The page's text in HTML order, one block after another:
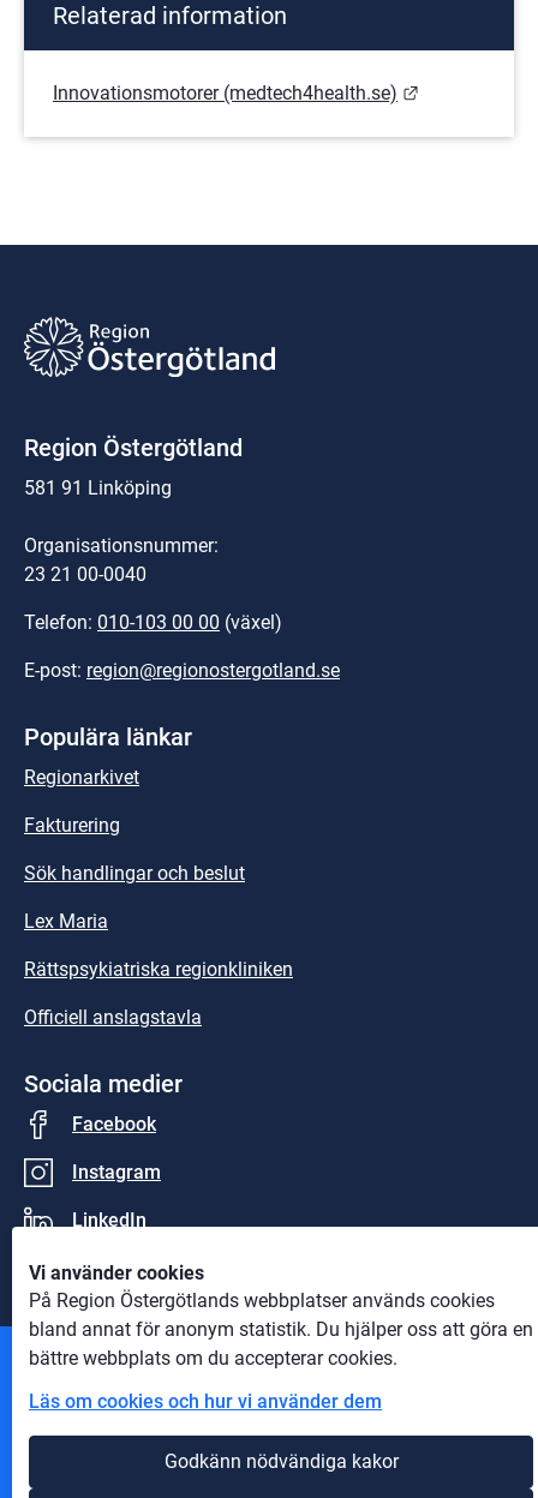
Vi använder cookies
På Region Östergötlands webbplatser används cookies
bland annat för anonym statistik. Du hjälper oss att göra en
bättre webbplats om du accepterar cookies.
Läs om cookies och hur vi använder dem
Godkänn nödvändiga kakor
Relaterad information
Innovationsmotorer (medtech4health.se)
Region Östergötland
581 91 Linköping
Organisationsnummer:
23 21 00-0040
Telefon: 010-103 00 00 (växel)
E-post: region@regionostergotland.se
Populära länkar
Regionarkivet
Fakturering
Sök handlingar och beslut
Lex Maria
Rättspsykiatriska regionkliniken
Officiell anslagstavla
Sociala medier
Facebook
Instagram
LinkedIn
Information om cookies